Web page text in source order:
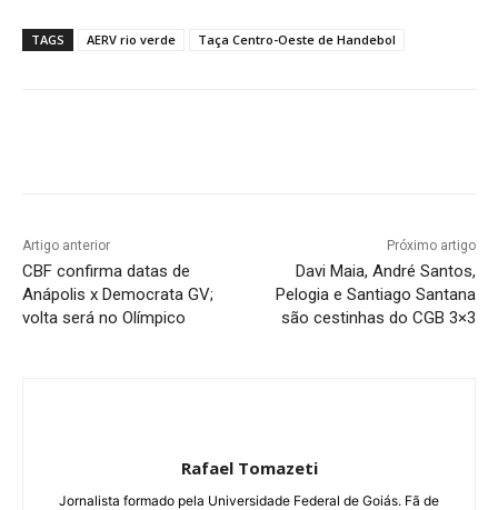
TAGS AERV rio verde Taça Centro-Oeste de Handebol
Artigo anterior
CBF confirma datas de
Anápolis x Democrata GV;
volta será no Olímpico
Próximo artigo
Davi Maia, André Santos,
Pelogia e Santiago Santana
são cestinhas do CGB 3×3
Rafael Tomazeti
Jornalista formado pela Universidade Federal de Goiás. Fã de